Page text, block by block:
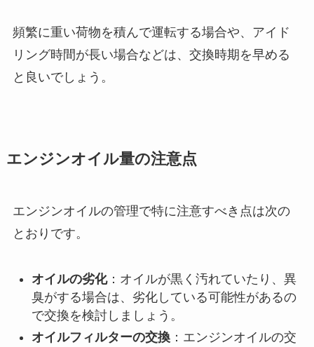
頻繁に重い荷物を積んで運転する場合や、アイド
リング時間が長い場合などは、交換時期を早める
と良いでしょう。
エンジンオイル量の注意点
エンジンオイルの管理で特に注意すべき点は次の
とおりです。
オイルの劣化：オイルが黒く汚れていたり、異
臭がする場合は、劣化している可能性があるの
で交換を検討しましょう。
オイルフィルターの交換：エンジンオイルの交